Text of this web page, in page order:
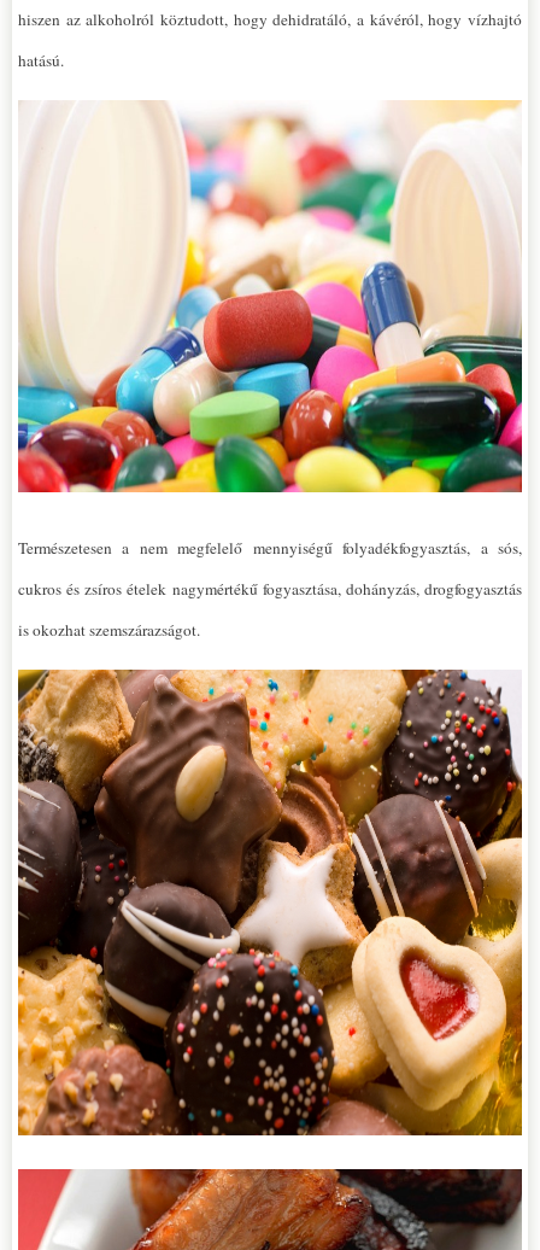
hiszen az alkoholról köztudott, hogy dehidratáló, a kávéról, hogy vízhajtó
hatású.
Természetesen a nem megfelelő mennyiségű folyadékfogyasztás, a sós,
cukros és zsíros ételek nagymértékű fogyasztása, dohányzás, drogfogyasztás
is okozhat szemszárazságot.